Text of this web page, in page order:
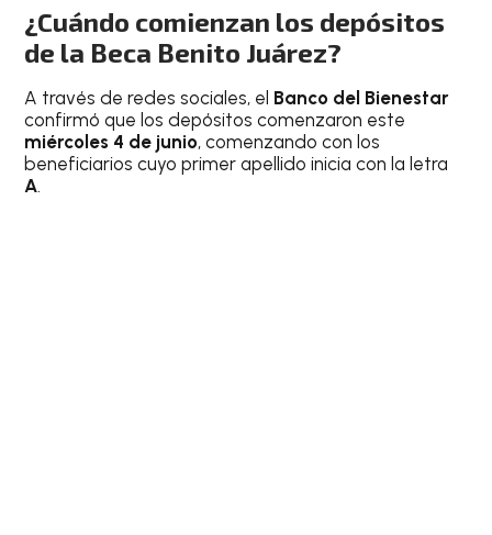
¿Cuándo comienzan los depósitos
de la Beca Benito Juárez?
A través de redes sociales, el Banco del Bienestar
confirmó que los depósitos comenzaron este
miércoles 4 de junio, comenzando con los
beneficiarios cuyo primer apellido inicia con la letra
A.